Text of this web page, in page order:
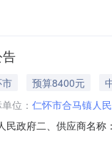
预算8400元
位： 仁怀市合马镇人
民政府二、供应商名
服务要求或标的基